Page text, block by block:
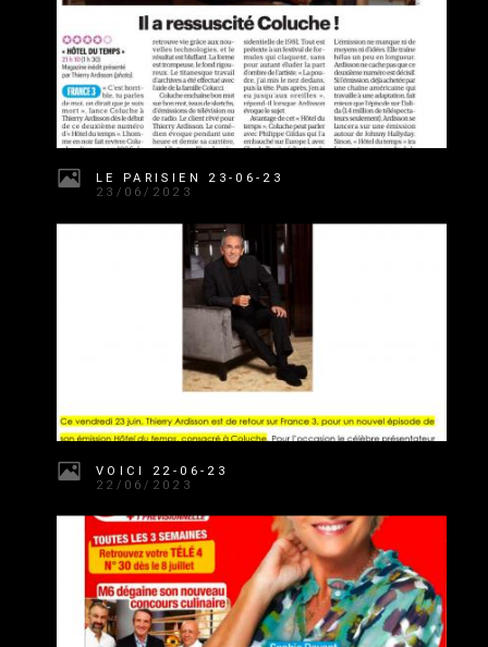
LE PARISIEN 23-06-23
23/06/2023
VOICI 22-06-23
22/06/2023